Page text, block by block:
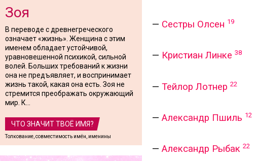
Зоя
В переводе с древнегреческого
означает «жизнь». Женщина с этим
именем обладает устойчивой,
уравновешенной психикой, сильной
волей. Больших требований к жизни
она не предъявляет, и воспринимает
жизнь такой, какая она есть. Зоя не
стремится преображать окружающий
мир. К...
ЧТО ЗНАЧИТ ТВОЁ ИМЯ?
Толкование, совместимость имён, именины
— Сестры Олсен 19
— Кристиан Линке 38
— Тейлор Лотнер 22
— Александр Пшиль 12
— Александр Рыбак 22